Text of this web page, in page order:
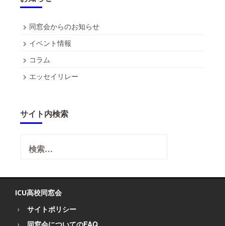
同窓会からのお知らせ
イベント情報
コラム
エッセイリレー
サイト内検索
索:
ICU高校同窓会
サイトポリシー